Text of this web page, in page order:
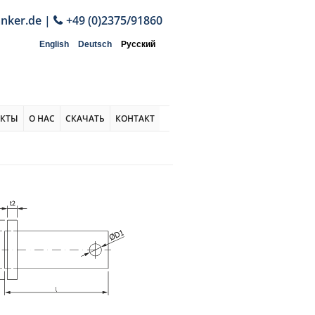
| +49 (0)2375/91860
English Deutsch Русский
О НАС СКАЧАТЬ КОНТАКТ